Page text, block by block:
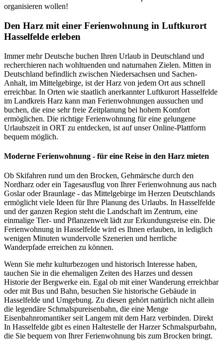
organisieren wollen!
Den Harz mit einer Ferienwohnung in Luftkurort
Hasselfelde erleben
Immer mehr Deutsche buchen Ihren Urlaub in Deutschland und
recherchieren nach wohltuenden und naturnahen Zielen. Mitten in
Deutschland befindlich zwischen Niedersachsen und Sachen-
Anhalt, im Mittelgebirge, ist der Harz von jedem Ort aus schnell
erreichbar. In Orten wie staatlich anerkannter Luftkurort Hasselfelde
im Landkreis Harz kann man Ferienwohnungen aussuchen und
buchen, die eine sehr freie Zeitplanung bei hohem Komfort
ermöglichen. Die richtige Ferienwohnung für eine gelungene
Urlaubszeit in ORT zu entdecken, ist auf unser Online-Plattform
bequem möglich.
Moderne Ferienwohnung - für eine Reise in den Harz mieten
Ob Skifahren rund um den Brocken, Gehmärsche durch den
Nordharz oder ein Tagesausflug von Ihrer Ferienwohnung aus nach
Goslar oder Braunlage - das Mittelgebirge im Herzen Deutschlands
ermöglicht viele Ideen für Ihre Planung des Urlaubs. In Hasselfelde
und der ganzen Region steht die Landschaft im Zentrum, eine
einmalige Tier- und Pflanzenwelt lädt zur Erkundungsreise ein. Die
Ferienwohnung in Hasselfelde wird es Ihnen erlauben, in lediglich
wenigen Minuten wundervolle Szenerien und herrliche
Wanderpfade erreichen zu können.
Wenn Sie mehr kulturbezogen und historisch Interesse haben,
tauchen Sie in die ehemaligen Zeiten des Harzes und dessen
Historie der Bergwerke ein. Egal ob mit einer Wanderung erreichbar
oder mit Bus und Bahn, besuchen Sie historische Gebäude in
Hasselfelde und Umgebung. Zu diesen gehört natürlich nicht allein
die legendäre Schmalspureisenbahn, die eine Menge
Eisenbahnromantiker seit Langem mit dem Harz verbinden. Direkt
In Hasselfelde gibt es einen Haltestelle der Harzer Schmalspurbahn,
die Sie bequem von Ihrer Ferienwohnung bis zum Brocken bringt.